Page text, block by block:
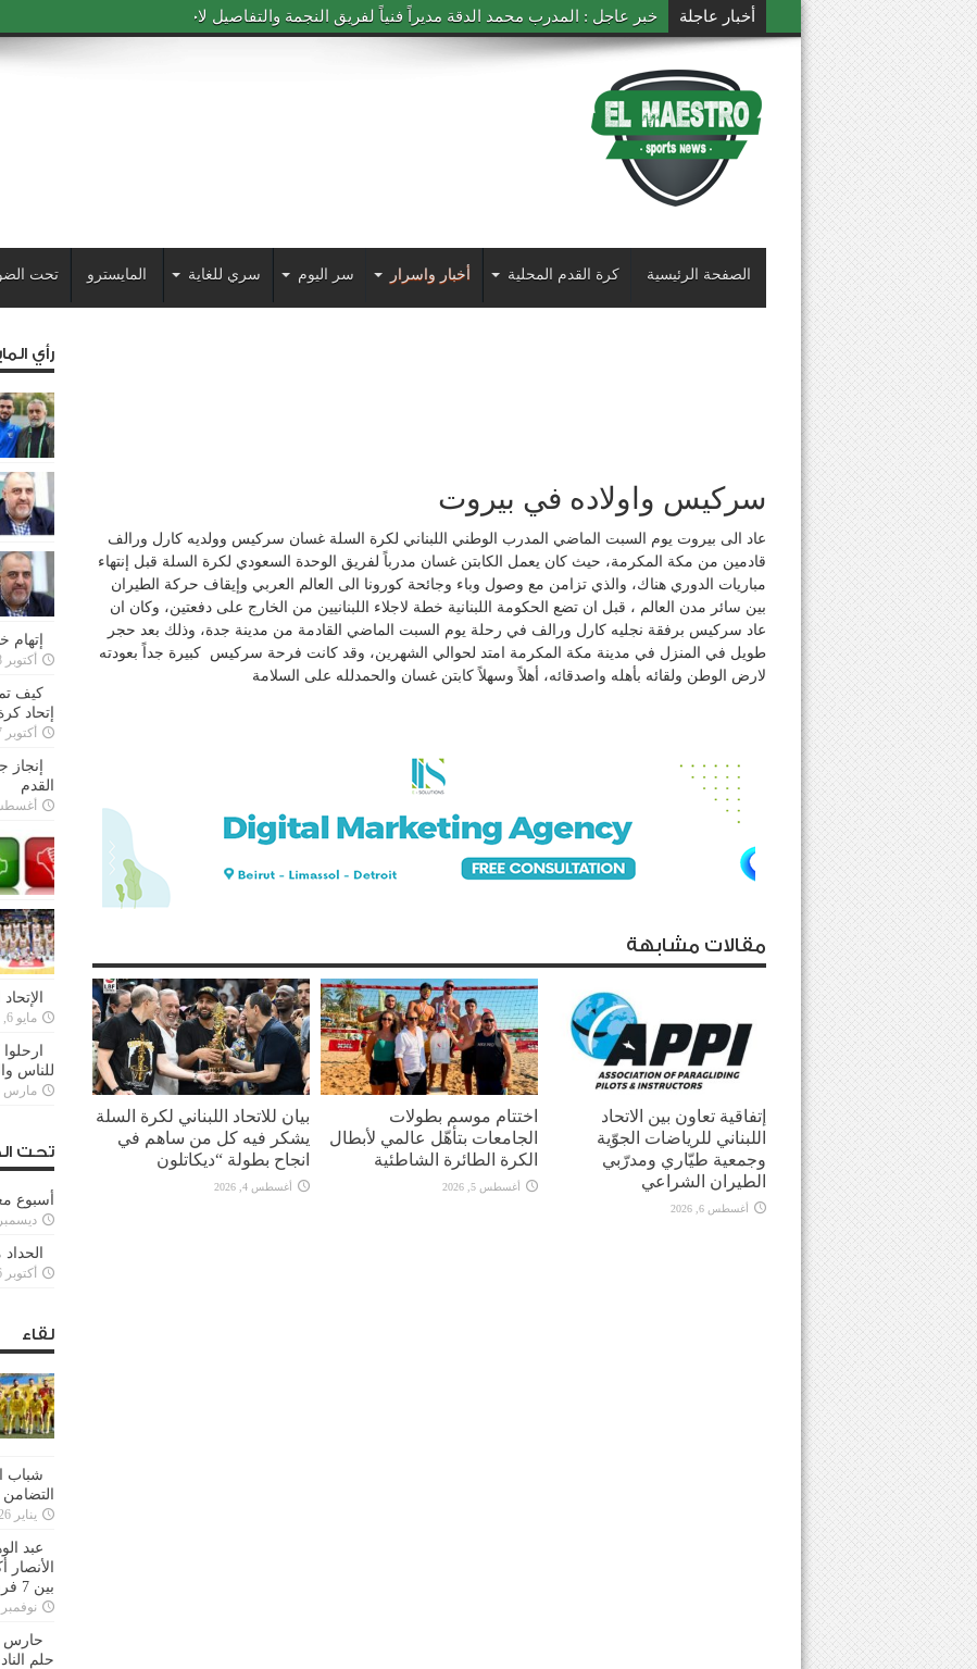
أخبار عاجلة خبر عاجل : المدرب محمد الدقة مديراً فنياً لفريق النجمة والتفاصيل لاحقاً
الصفحة الرئيسية كرة القدم المحلية أخبار واسرار سر اليوم سري للغاية المايسترو تحت
سركيس واولاده في بيروت
عاد الى بيروت يوم السبت الماضي المدرب الوطني اللبناني لكرة السلة غسان سركيس وولديه كارل ورالف
قادمين من مكة المكرمة، حيث كان يعمل الكابتن غسان مدرباً لفريق الوحدة السعودي لكرة السلة قبل إنتهاء
مباريات الدوري هناك، والذي تزامن مع وصول وباء وجائحة كورونا الى العالم العربي وإيقاف حركة الطيران
بين سائر مدن العالم ، قبل ان تضع الحكومة اللبنانية خطة لاجلاء اللبنانيين من الخارج على دفعتين، وكان ان
عاد سركيس برفقة نجليه كارل ورالف في رحلة يوم السبت الماضي القادمة من مدينة جدة، وذلك بعد حجر
طويل في المنزل في مدينة مكة المكرمة امتد لحوالي الشهرين، وقد كانت فرحة سركيس كبيرة جداً بعودته
لارض الوطن ولقائه بأهله واصدقائه، أهلاً وسهلاً كابتن غسان والحمدلله على السلامة
مقالات مشابهة
إتفاقية تعاون بين الاتحاد
اللبناني للرياضات الجوّية
وجمعية طيّاري ومدرّبي
الطيران الشراعي
أغسطس 6, 2026
اختتام موسم بطولات
الجامعات بتأهّل عالمي لأبطال
الكرة الطائرة الشاطئية
أغسطس 5, 2026
بيان للاتحاد اللبناني لكرة السلة
يشكر فيه كل من ساهم في
انجاح بطولة “ديكاتلون
أغسطس 4, 2026
رأي
إتهام
أكتوبر 28, 2022
كيف
إتحاد
أكتوبر 27, 2022
القدم
أغسطس
مايو 6, 2022
للناس
مارس 25, 2022
تحت
أسبوع
ديسمبر 11, 2023
أكتوبر 6, 2021
لقاء
شباب
يناير 26, 2025
عبد
بين 7 فرق
نوفمبر 29,
حارس
حلم